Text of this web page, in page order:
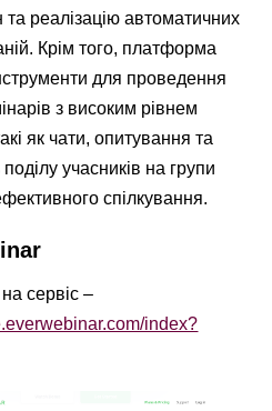
та реалізацію автоматичних
Крім того, платформа
для проведення
з високим рівнем
як чати, опитування та
учасників на групи
спілкування.
сервіс –
index?